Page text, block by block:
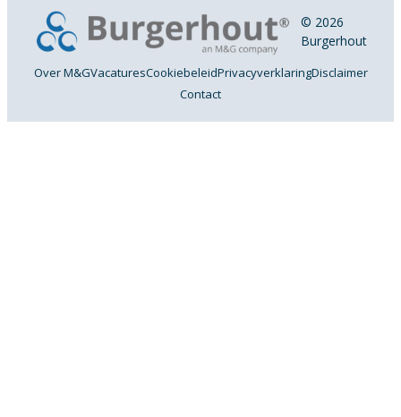
© 2026
Burgerhout
Over M&GVacaturesCookiebeleidPrivacyverklaringDisclaimer
Contact